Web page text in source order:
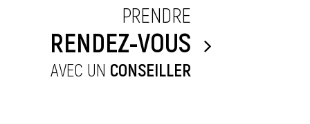
PRENDRE
RENDEZ-VOUS
AVEC UN CONSEILLER